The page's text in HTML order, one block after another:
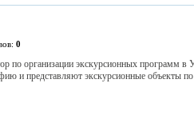
0
по организации экскурсионных программ в
и представляют экскурсионные объекты